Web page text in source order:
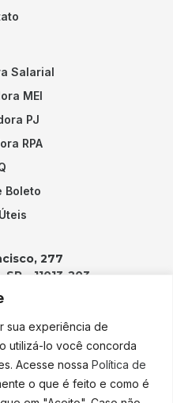
sua experiência de
utilizá-lo você concorda
Acesse nossa Política de
o que é feito e como é
Salarial
MEI
PJ
RPA
Boleto
277
– 11013-203
2100